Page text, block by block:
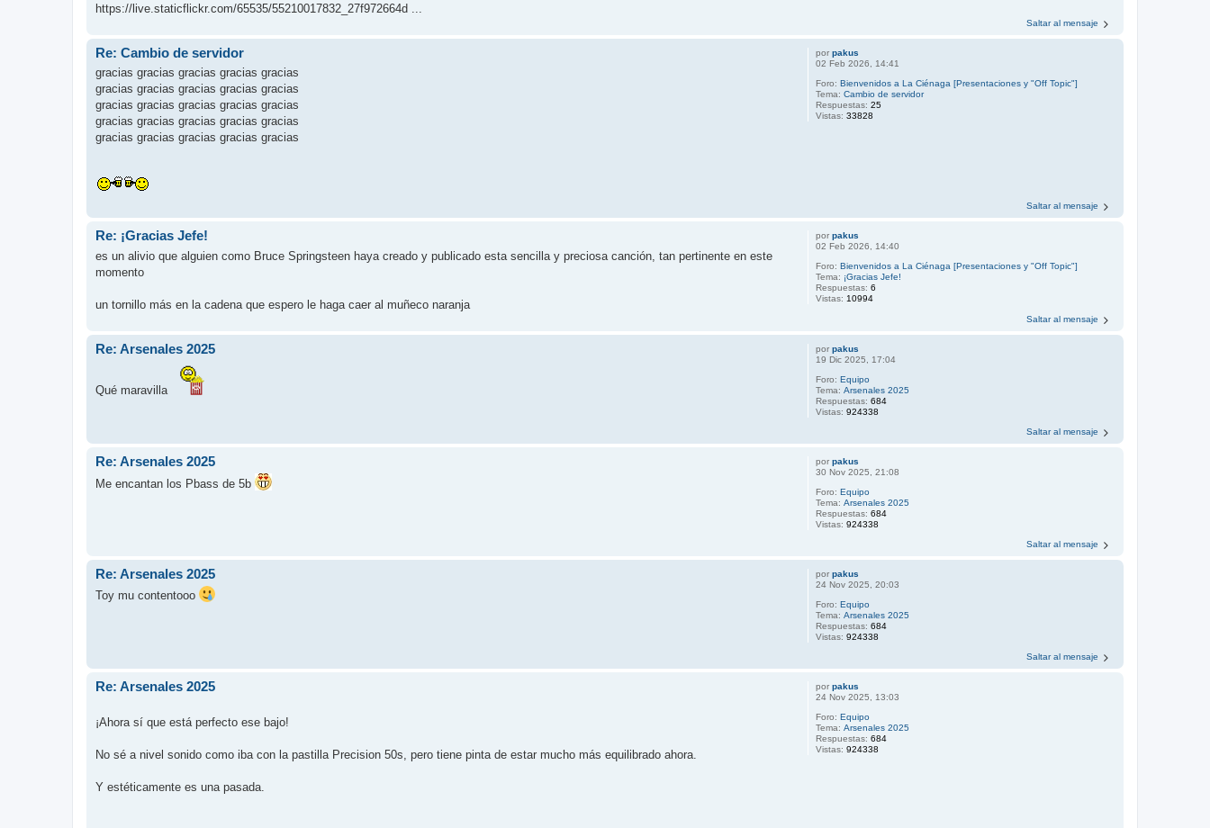
https://live.staticflickr.com/65535/55210017832_27f972664d ...
Saltar al mensaje
porpakus
02 Feb 2026, 14:41
Foro:Bienvenidos a La Ciénaga [Presentaciones y "Off Topic"]
Tema:Cambio de servidor
Respuestas:25
Vistas:33828
Re: Cambio de servidor
gracias gracias gracias gracias gracias
gracias gracias gracias gracias gracias
gracias gracias gracias gracias gracias
gracias gracias gracias gracias gracias
gracias gracias gracias gracias gracias
Saltar al mensaje
porpakus
02 Feb 2026, 14:40
Foro:Bienvenidos a La Ciénaga [Presentaciones y "Off Topic"]
Tema: ¡Gracias Jefe!
Respuestas:6
Vistas:10994
Re: ¡Gracias Jefe!
es un alivio que alguien como Bruce Springsteen haya creado y publicado esta sencilla y preciosa canción, tan pertinente en este
momento
un tornillo más en la cadena que espero le haga caer al muñeco naranja
Saltar al mensaje
porpakus
19 Dic 2025, 17:04
Foro:Equipo
Tema:Arsenales 2025
Respuestas:684
Vistas:924338
Re: Arsenales 2025
Qué maravilla
Saltar al mensaje
porpakus
30 Nov 2025, 21:08
Foro:Equipo
Tema:Arsenales 2025
Respuestas:684
Vistas:924338
Re: Arsenales 2025
Me encantan los Pbass de 5b
Saltar al mensaje
porpakus
24 Nov 2025, 20:03
Foro:Equipo
Tema:Arsenales 2025
Respuestas:684
Vistas:924338
Re: Arsenales 2025
Toy mu contentooo
Saltar al mensaje
porpakus
24 Nov 2025, 13:03
Foro:Equipo
Tema:Arsenales 2025
Respuestas:684
Vistas:924338
Re: Arsenales 2025
¡Ahora sí que está perfecto ese bajo!
No sé a nivel sonido como iba con la pastilla Precision 50s, pero tiene pinta de estar mucho más equilibrado ahora.
Y estéticamente es una pasada.